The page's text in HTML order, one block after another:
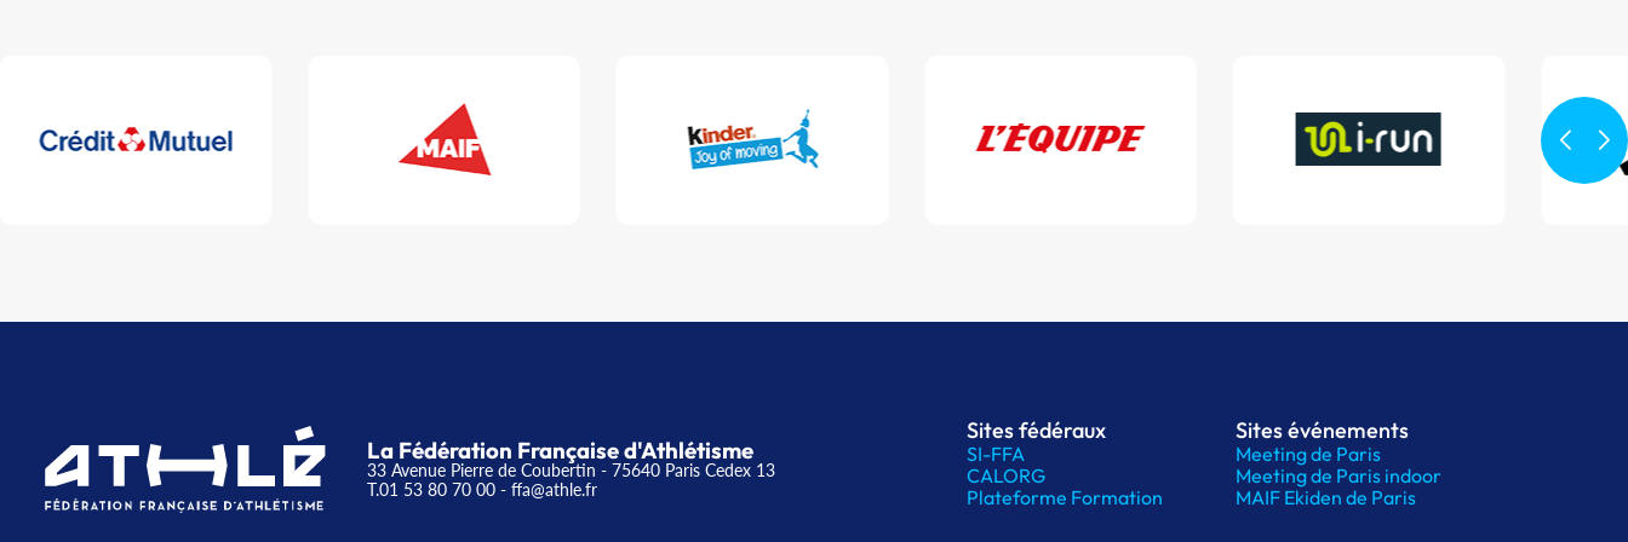
La Fédération Française d'Athlétisme
33 Avenue Pierre de Coubertin - 75640 Paris Cedex 13
T.01 53 80 70 00 - ffa@athle.fr
Sites fédéraux
SI-FFA
CALORG
Plateforme Formation
Sites événements
Meeting de Paris
Meeting de Paris indoor
MAIF Ekiden de Paris